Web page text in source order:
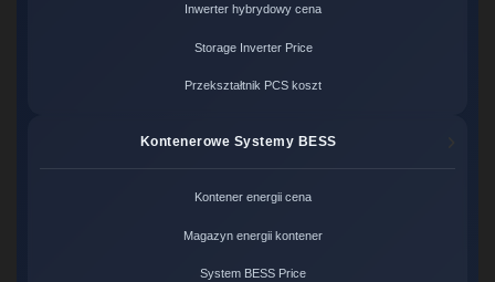
Inwerter hybrydowy cena
Storage Inverter Price
Przekształtnik PCS koszt
Kontenerowe Systemy BESS
Kontener energii cena
Magazyn energii kontener
System BESS Price